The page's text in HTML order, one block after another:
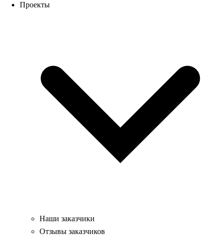
Проекты
Наши заказчики
Отзывы заказчиков